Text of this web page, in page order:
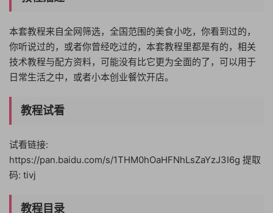
本套教程来自全网筛选，全国范围的美食小吃，你看到过的，
你听说过的，或者你曾经吃过的，本套教程里都是有的，相关
技术教程与配方资料，可能没有比它更为全面的了，可以用于
日常生活之中，或者小本创业餐饮开店。
教程试看
试看链接:
https://pan.baidu.com/s/1THM0hOaHFNhLsZaYzJ3I6g 提取
码: tivj
教程目录